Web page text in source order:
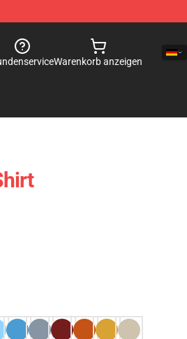
Warenkorb anzeigen